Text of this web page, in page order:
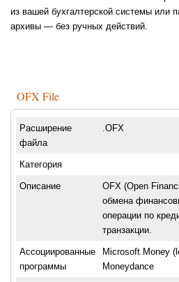
из вашей бухгалтерской системы или
архивы — без ручных действий.
OFX File
Расширение
файла
.OFX
Категория
Описание
OFX (Open
обмена
операции по
транзакции.
Ассоциированные
программы
Microsoft Money
Moneydance